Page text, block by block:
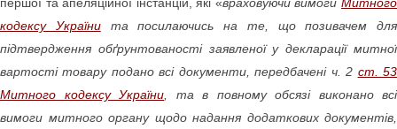
кодексу Українита посилаючись на те, що позивачем для
підтвердження обґрунтованості заявленої у декларації митної
вартості товару подано всі документи, передбачені ч. 2 ст. 53
Митного кодексу України , та в повному обсязі виконано всі
вимоги митного органу щодо надання додаткових документів,